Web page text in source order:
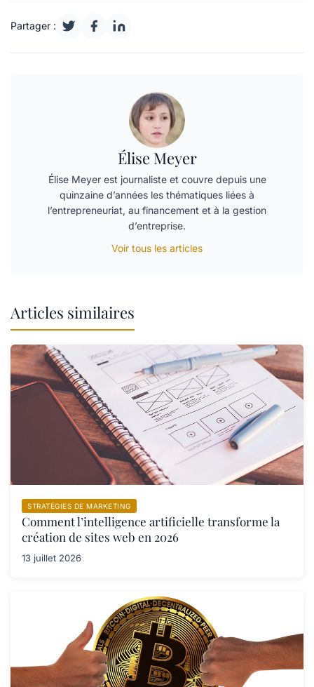
Partager :
Élise Meyer
Élise Meyer est journaliste et couvre depuis une
quinzaine d’années les thématiques liées à
l’entrepreneuriat, au financement et à la gestion
d’entreprise.
Voir tous les articles
Articles similaires
STRATÉGIES DE MARKETING
Comment l’intelligence artificielle transforme la
création de sites web en 2026
13 juillet 2026